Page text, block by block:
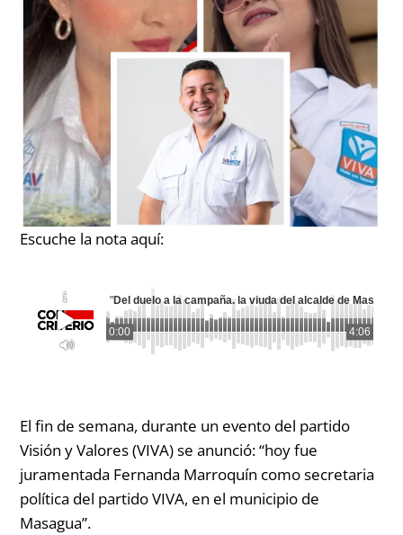
Escuche la nota aquí:
0:00 4:06
"Del duelo a la campaña. la viuda del alcalde de
El fin de semana, durante un evento del partido
Visión y Valores (VIVA) se anunció:“hoy fue
juramentada Fernanda Marroquín como secretaria
política del partido VIVA, en el municipio de
Masagua”.